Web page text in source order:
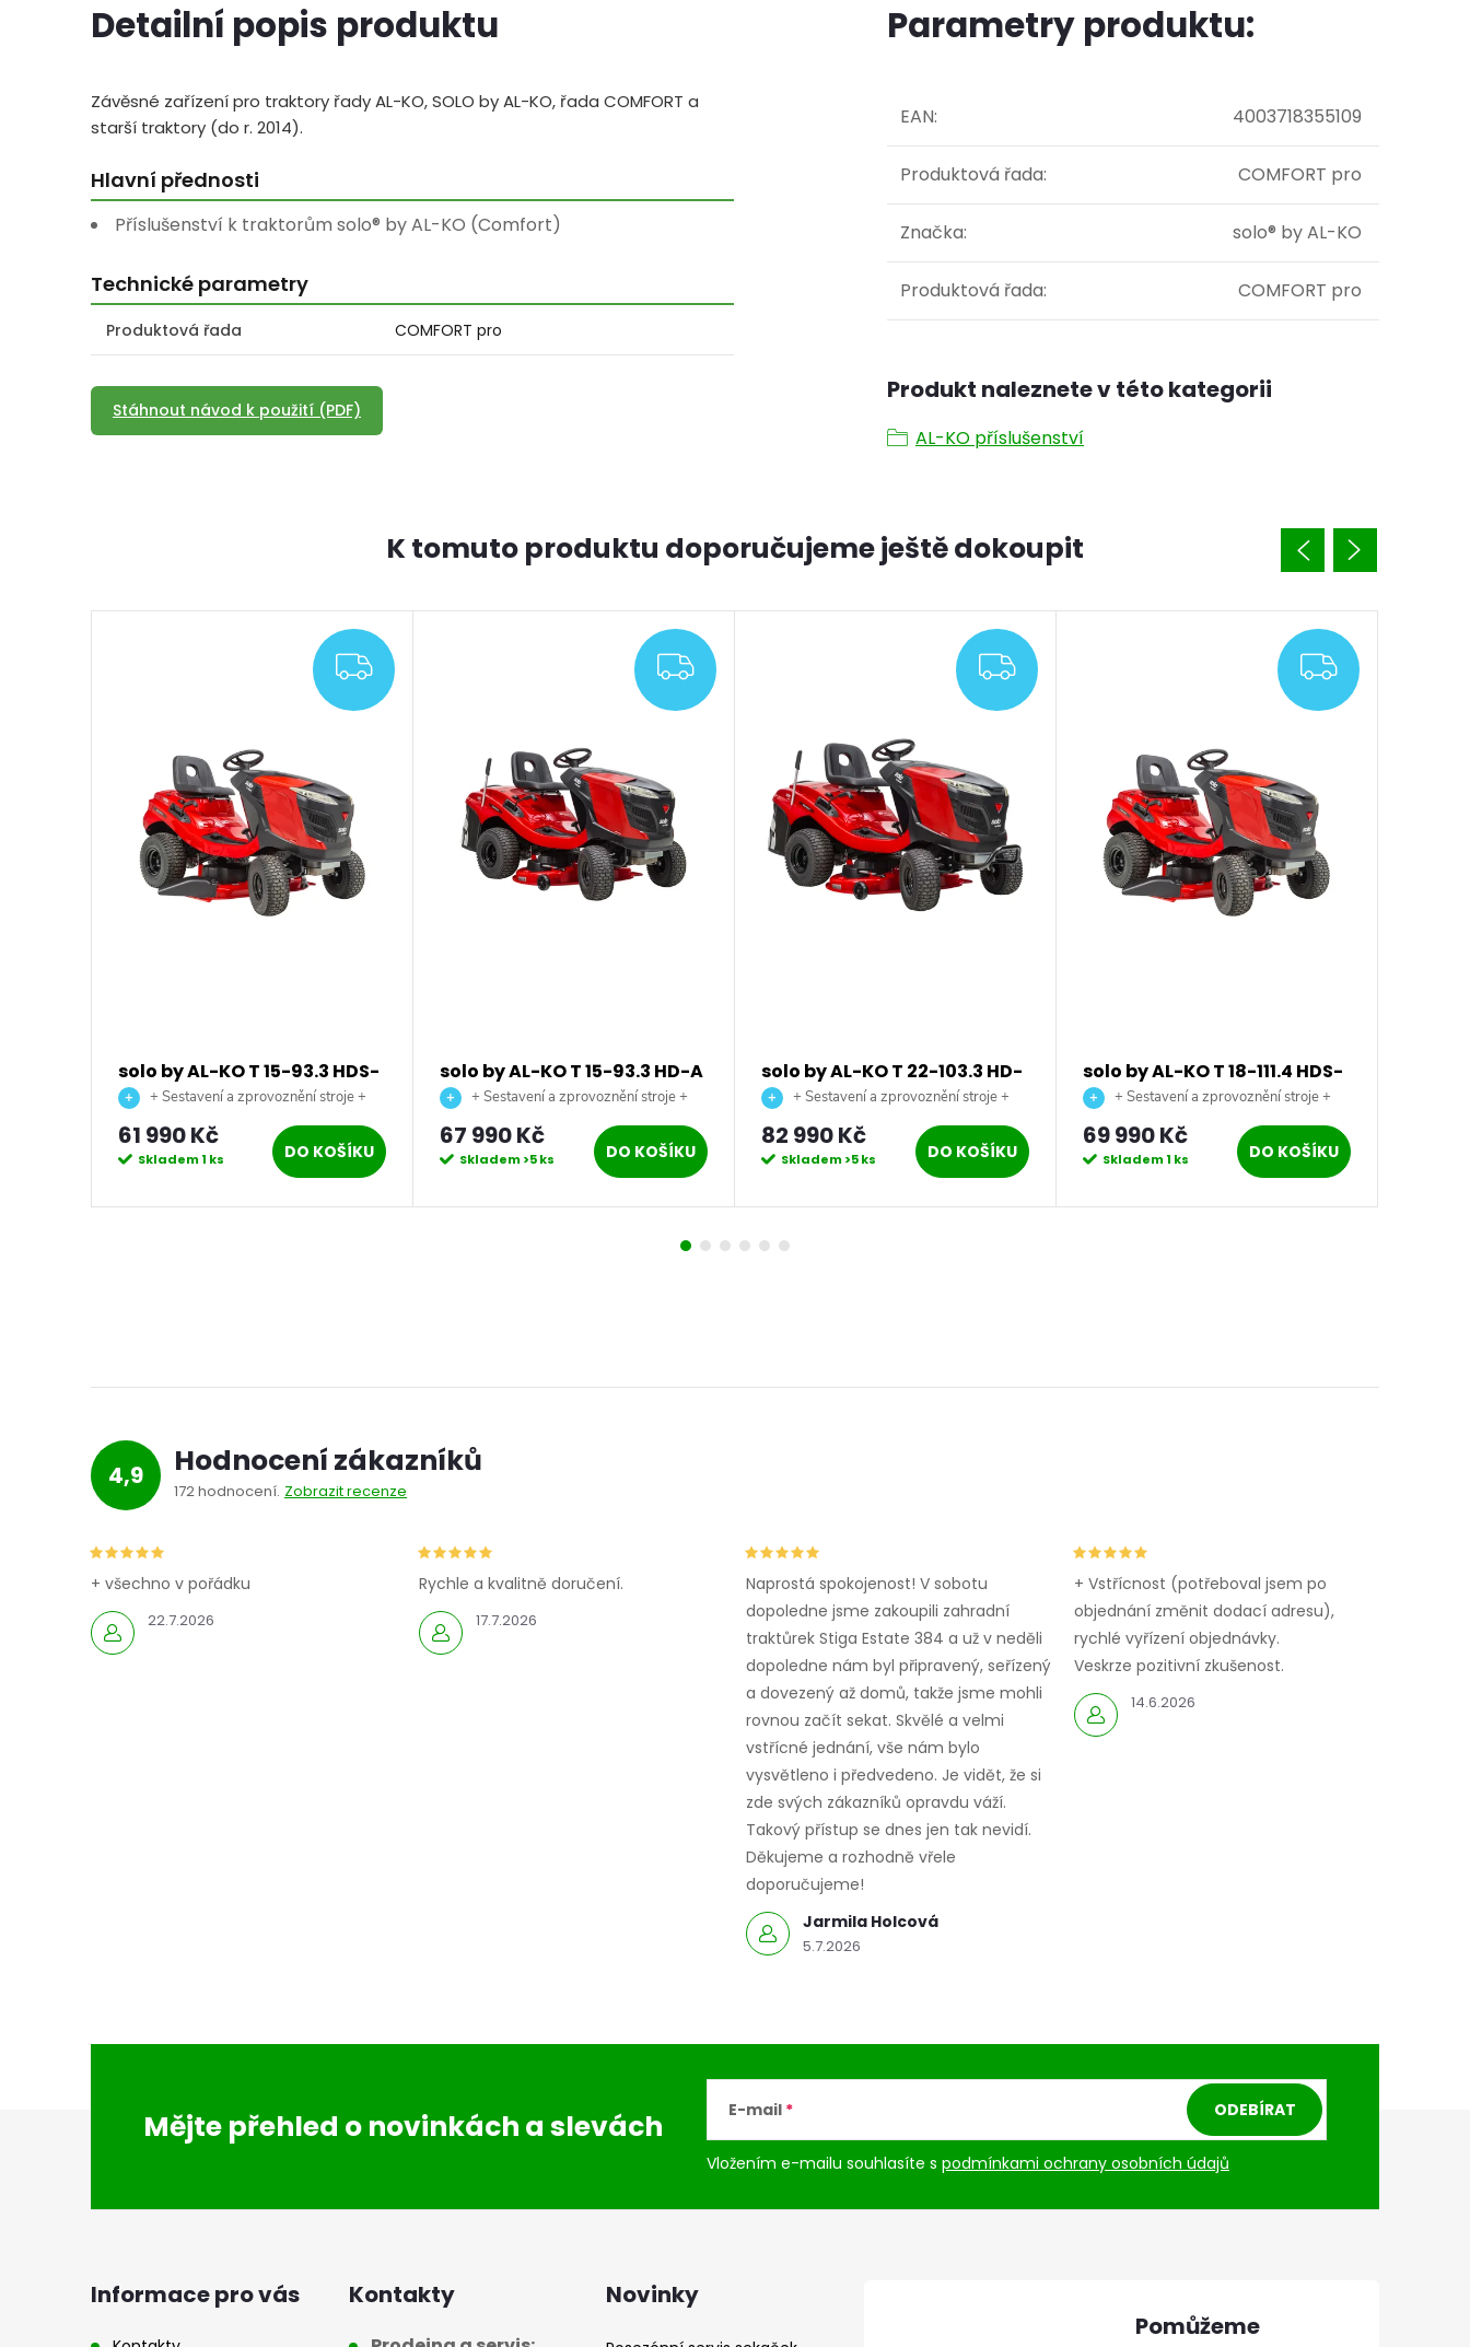
Detailní popis produktu
Závěsné zařízení pro traktory řady AL-KO, SOLO by AL-KO, řada COMFORT a
starší traktory (do r. 2014).
Hlavní přednosti
Příslušenství k traktorům solo® by AL-KO (Comfort)
Technické parametry
Produktová řada COMFORT pro
Stáhnout návod k použití (PDF)
Parametry produktu:
EAN: 4003718355109
Produktová řada: COMFORT pro
Značka: solo® by AL-KO
Produktová řada: COMFORT pro
Produkt naleznete v této kategorii
AL-KO příslušenství
K tomuto produktu doporučujeme ještě dokoupit
ZDARMA
solo by AL-KO T 15-93.3 HDS-
A Comfort benzínový
zahradní traktor
+ Sestavení a zprovoznění stroje +
doprava až na vaši zahradu.
61 990 Kč
Skladem1 ks DO KOŠÍKU
ZDARMA
solo by AL-KO T 15-93.3 HD-A
Comfort benzínový
zahradní traktor
+ Sestavení a zprovoznění stroje +
doprava až na vaši zahradu.
67 990 Kč
Skladem>5 ks DO KOŠÍKU
ZDARMA
solo by AL-KO T 22-103.3 HD-
A V2 Comfort benzínový
zahradní traktor
+ Sestavení a zprovoznění stroje +
doprava až na vaši zahradu.
82 990 Kč
Skladem>5 ks DO KOŠÍKU
ZDARMA
solo by AL-KO T 18-111.4 HDS-
A V2 Comfort benzínový
zahradní traktor
+ Sestavení a zprovoznění stroje +
doprava až na vaši zahradu.
69 990 Kč
Skladem1 ks DO KOŠÍKU
4,9 Hodnocení zákazníků
172 hodnocení Zobrazit recenze
22.7.2026
+ všechno v pořádku
17.7.2026
Rychle a kvalitně doručení.
Jarmila Holcová
5.7.2026
Naprostá spokojenost! V sobotu
dopoledne jsme zakoupili zahradní
traktůrek Stiga Estate 384 a už v neděli
dopoledne nám byl připravený, seřízený
a dovezený až domů, takže jsme mohli
rovnou začít sekat. Skvělé a velmi
vstřícné jednání, vše nám bylo
vysvětleno i předvedeno. Je vidět, že si
zde svých zákazníků opravdu váží.
Takový přístup se dnes jen tak nevidí.
Děkujeme a rozhodně vřele
doporučujeme!
14.6.2026
+ Vstřícnost (potřeboval jsem po
objednání změnit dodací adresu),
rychlé vyřízení objednávky.
Veskrze pozitivní zkušenost.
Mějte přehled o novinkách a slevách E-mail
Vložením e-mailu souhlasíte s podmínkami ochrany osobních údajů
ODEBÍRAT
Informace pro vás Kontakty Novinky